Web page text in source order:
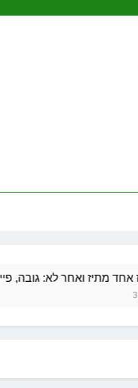
למה
לא: גובה, פייה וקערה,